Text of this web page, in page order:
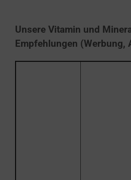
Unsere Vitamin und
Empfehlungen (Werbung,